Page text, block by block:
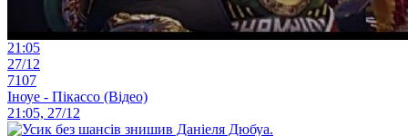
21:05
27/12
7107
Іноуе - Пікассо (Відео)
21:05, 27/12